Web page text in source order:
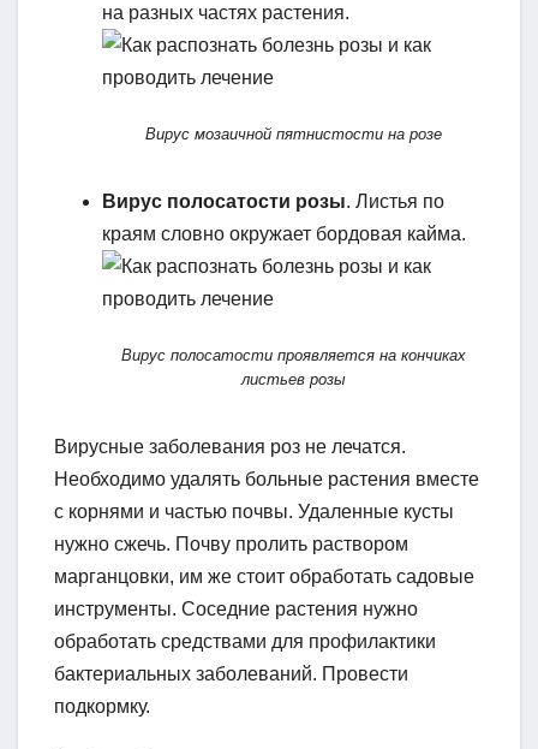
на разных частях растения.
Вирус мозаичной пятнистости на розе
Вирус полосатости розы. Листья по
краям словно окружает бордовая кайма.
Вирус полосатости проявляется на кончиках
листьев розы
Вирусные заболевания роз не лечатся.
Необходимо удалять больные растения вместе
с корнями и частью почвы. Удаленные кусты
нужно сжечь. Почву пролить раствором
марганцовки, им же стоит обработать садовые
инструменты. Соседние растения нужно
обработать средствами для профилактики
бактериальных заболеваний. Провести
подкормку.